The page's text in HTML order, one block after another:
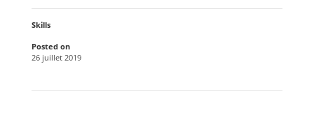
Skills
Posted on
26 juillet 2019